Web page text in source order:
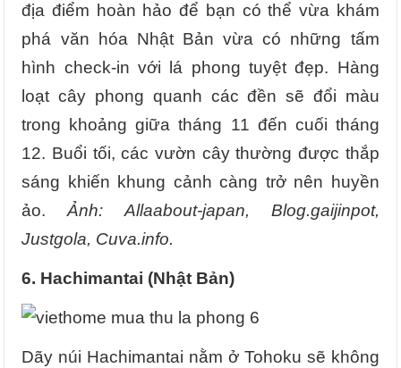
địa điểm hoàn hảo để bạn có thể vừa khám
phá văn hóa Nhật Bản vừa có những tấm
hình check-in với lá phong tuyệt đẹp. Hàng
loạt cây phong quanh các đền sẽ đổi màu
trong khoảng giữa tháng 11 đến cuối tháng
12. Buổi tối, các vườn cây thường được thắp
sáng khiến khung cảnh càng trở nên huyền
ảo. Ảnh: Allaabout-japan, Blog.gaijinpot,
Justgola, Cuva.info.
6. Hachimantai (Nhật Bản)
Dãy núi Hachimantai nằm ở Tohoku sẽ không